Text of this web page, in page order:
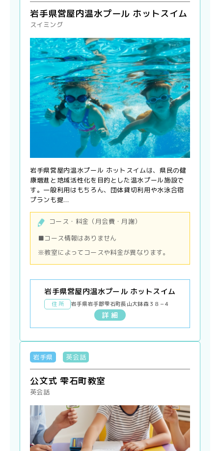
岩手県営屋内温水プール ホットスイム
スイミング
岩手県営屋内温水プール ホットスイムは、県民の健
康増進と地域活性化を目的とした温水プール施設で
す。一般利用はもちろん、団体貸切利用や水泳合宿
プランも提...
コース・料金（月会費・月謝）
■コース情報はありません
※教室によってコースや料金が異なります。
岩手県営屋内温水プール ホットスイム
住 所 岩手県岩手郡雫石町長山大鉢森３８−４
詳 細
岩手県 英会話
公文式 雫石町教室
英会話